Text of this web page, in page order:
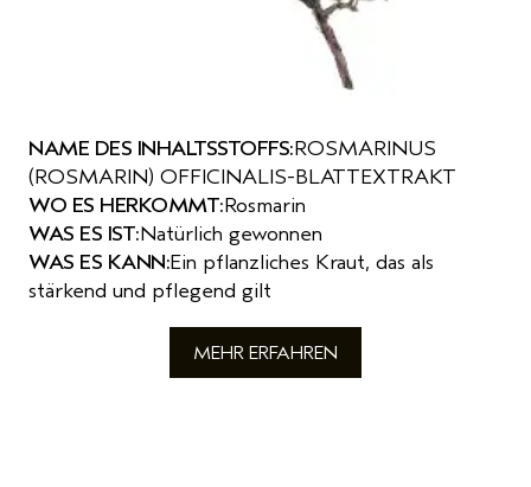
NAME DES INHALTSSTOFFS:ROSMARINUS
(ROSMARIN) OFFICINALIS-BLATTEXTRAKT
WO ES HERKOMMT:Rosmarin
WAS ES IST:Natürlich gewonnen
WAS ES KANN:Ein pflanzliches Kraut, das als
stärkend und pflegend gilt
MEHR ERFAHREN